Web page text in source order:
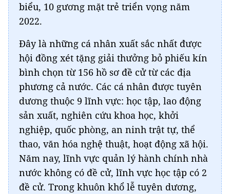
biểu, 10 gương mặt trẻ triển vọng năm
2022.
Đây là những cá nhân xuất sắc nhất được
hội đồng xét tặng giải thưởng bỏ phiếu kín
bình chọn từ 156 hồ sơ đề cử từ các địa
phương cả nước. Các cá nhân được tuyên
dương thuộc 9 lĩnh vực: học tập, lao động
sản xuất, nghiên cứu khoa học, khởi
nghiệp, quốc phòng, an ninh trật tự, thể
thao, văn hóa nghệ thuật, hoạt động xã hội.
Năm nay, lĩnh vực quản lý hành chính nhà
nước không có đề cử, lĩnh vực học tập có 2
đề cử. Trong khuôn khổ lễ tuyên dương,